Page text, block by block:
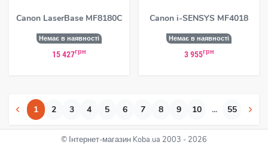
Canon LaserBase MF8180C
Немає в наявності
15 427грн
Canon i-SENSYS MF4018
Немає в наявності
3 955грн
1 2 3 4 5 6 7 8 9 10 ... 55
© Інтернет-магазин Koba.ua 2003 - 2026